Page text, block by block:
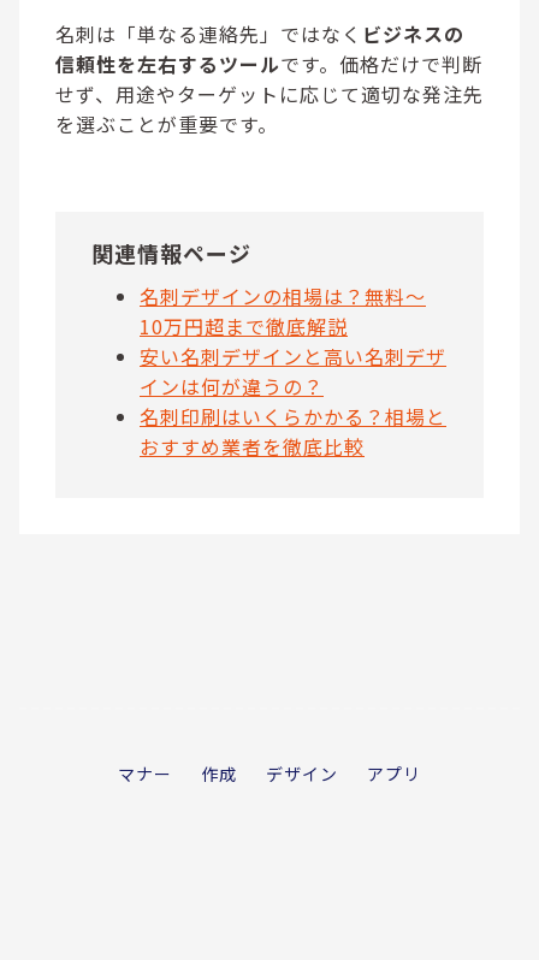
名刺は「単なる連絡先」ではなく ビジネスの
信頼性を左右するツールです。価格だけで判断
せず、用途やターゲットに応じて適切な発注先
を選ぶことが重要です。
関連情報ページ
名刺デザインの相場は？無料〜
10万円超まで徹底解説
安い名刺デザインと高い名刺デザ
インは何が違うの？
名刺印刷はいくらかかる？相場と
おすすめ業者を徹底比較
マナー 作成 デザイン アプリ